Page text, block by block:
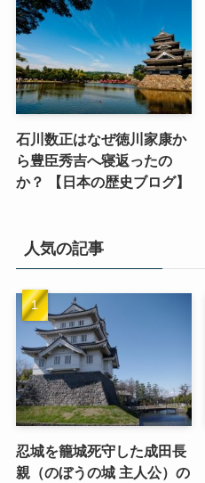
石川数正はなぜ徳川家康か
ら豊臣秀吉へ寝返ったの
か？ 【日本の歴史ブログ】
人気の記事
忍城を籠城死守した成田長
親（のぼうの城 主人公）の